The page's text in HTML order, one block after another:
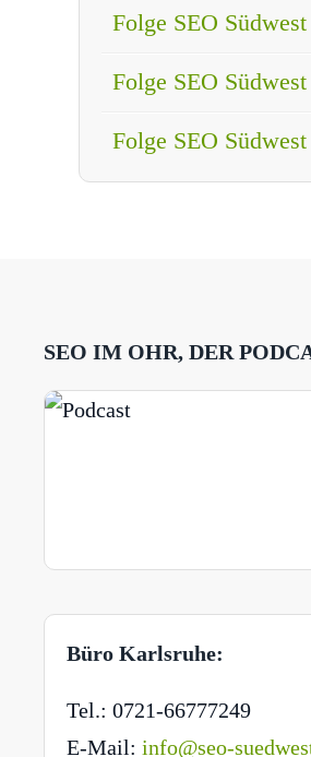
Folge SEO
Folge SEO
Folge SEO
SEO IM OHR, DER
Büro Karlsruhe:
Tel.: 0721-66777249
E-Mail: info@seo-